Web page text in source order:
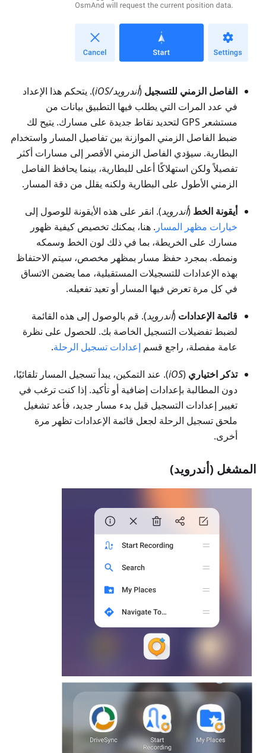
الفاصل الزمني للتسجيل (أندرويد/iOS
). يتحكم هذا الإعداد
في عدد المرات التي يطلب فيها التطبيق بيانات من
مستشعر GPS لتحديد نقاط جديدة على مسارك. يتيح لك
ضبط الفاصل الزمني الموازنة بين تفاصيل المسار واستخدام
البطارية. سيؤدي الفاصل الزمني الأقصر إلى مسارات أكثر
تفصيلاً ولكن استهلاكًا أعلى للبطارية، بينما يحافظ الفاصل
الزمني الأطول على البطارية ولكنه يقلل من دقة المسار.
أيقونة الخط (أندرويد). انقر على هذه الأيقونة للوصول إلى
خيارات مظهر المسار . هنا، يمكنك تخصيص كيفية ظهور
مسارك على الخريطة، بما في ذلك لون الخط وسمكه
ونمطه. بمجرد حفظ مسار بمظهر مخصص، سيتم الاحتفاظ
بهذه الإعدادات للتسجيلات المستقبلية، مما يضمن الاتساق
في كل مرة تعرض فيها المسار أو تعيد تفعيله.
قائمة الإعدادات (أندرويد). قم بالوصول إلى هذه القائمة
لضبط تفضيلات التسجيل الخاصة بك. للحصول على نظرة
عامة مفصلة، راجع قسم إعدادات تسجيل الرحلة.
تذكر اختياري (
iOS). عند التمكين، يبدأ تسجيل المسار تلقائيًا،
دون المطالبة بإعدادات إضافية أو تأكيد. إذا كنت ترغب في
تغيير إعدادات التسجيل قبل بدء مسار جديد، فأعد تشغيل
ملحق تسجيل الرحلة لجعل قائمة الإعدادات تظهر مرة
أخرى.
المشغل (أندرويد)